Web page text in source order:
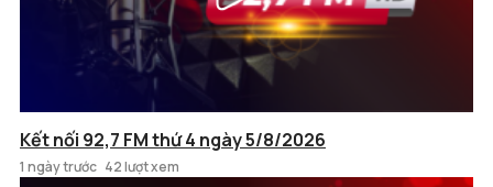
Kết nối 92,7 FM thứ 4 ngày 5/8/2026
1 ngày trước 42 lượt xem